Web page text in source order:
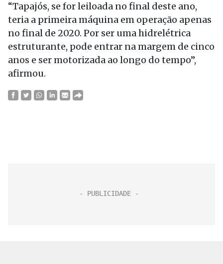
“Tapajós, se for leiloada no final deste ano,
teria a primeira máquina em operação apenas
no final de 2020. Por ser uma hidrelétrica
estruturante, pode entrar na margem de cinco
anos e ser motorizada ao longo do tempo”,
afirmou.